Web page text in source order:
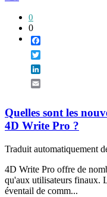
0
0
Quelles sont les
4D Write Pro ?
Traduit automatiquement
4D Write Pro offre de
qu'aux utilisateurs finaux.
éventail de comm...